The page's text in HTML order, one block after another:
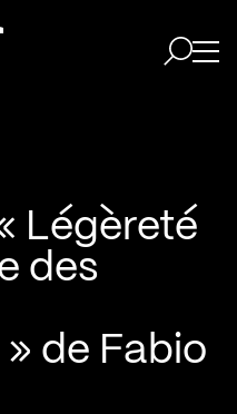
Légèreté
des
» de Fabio